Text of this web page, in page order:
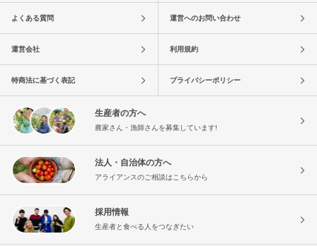
よくある質問 運営へのお問い合わせ
運営会社 利用規約
特商法に基づく表記 プライバシーポリシー
生産者の方へ
農家さん・漁師さんを募集しています!
法人・自治体の方へ
アライアンスのご相談はこちらから
採用情報
生産者と食べる人をつなぎたい